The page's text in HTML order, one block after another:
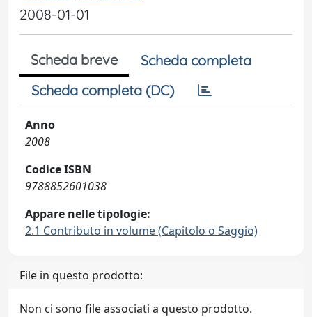
2008-01-01
Scheda breve
Scheda completa
Scheda completa (DC)
Anno
2008
Codice ISBN
9788852601038
Appare nelle tipologie:
2.1 Contributo in volume (Capitolo o Saggio)
File in questo prodotto:
Non ci sono file associati a questo prodotto.